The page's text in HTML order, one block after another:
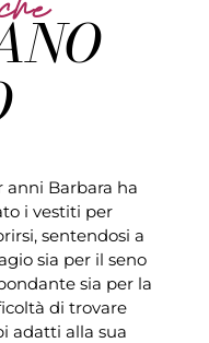
anni Barbara ha
i vestiti per
sentendosi a
sia per il seno
sia per la
di trovare
adatti alla sua